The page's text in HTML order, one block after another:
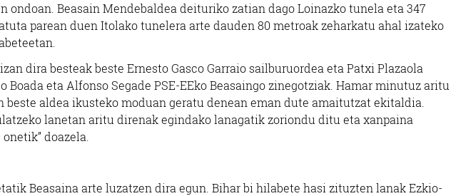
ondoan. Beasain Mendebaldea deituriko zatian dago Loinazko tunela eta 347
parean duen Itolako tunelera arte dauden 80 metroak zeharkatu ahal izateko
dira besteak beste Ernesto Gasco Garraio sailburuordea eta Patxi Plazaola
Boada eta Alfonso Segade PSE-EEko Beasaingo zinegotziak. Hamar minutuz aritu
aldea ikusteko moduan geratu denean eman dute amaitutzat ekitaldia.
lanetan aritu direnak egindako lanagatik zoriondu ditu eta xanpaina
doazela.
Beasaina arte luzatzen dira egun. Bihar bi hilabete hasi zituzten lanak Ezkio-